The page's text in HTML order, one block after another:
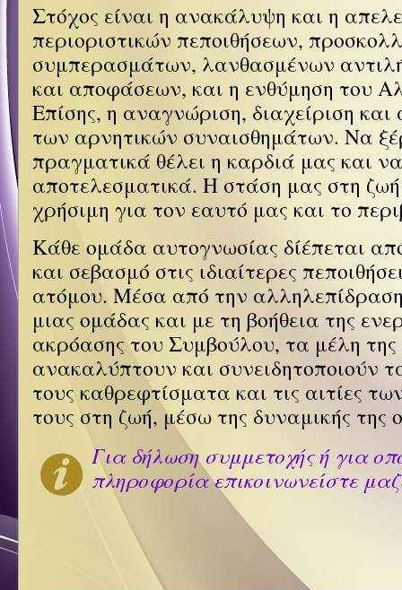
Στόχος είναι η ανακάλυψη και η
περιοριστικών πεποιθήσεων,
συμπερασμάτων, λανθασμένων
και αποφάσεων, και η ενθύμηση του
Επίσης, η αναγνώριση, διαχείριση
των αρνητικών συναισθημάτων. Να
πραγματικά θέλει η καρδιά μας και
αποτελεσματικά. Η στάση μας στη
χρήσιμη για τον εαυτό μας και το
Κάθε ομάδα αυτογνωσίας δίέπεται
και σεβασμό στις ιδιαίτερες
ατόμου. Μέσα από την
μιας ομάδας και με τη βοήθεια της
ακρόασης του Συμβούλου, τα μέλη
ανακαλύπτουν και συνειδητοποιούν
τους καθρεφτίσματα και τις αιτίες
τους στη ζωή, μέσω της δυναμικής της
Για δήλωση συμμετοχής ή για
πληροφορία επικοινωνείστε